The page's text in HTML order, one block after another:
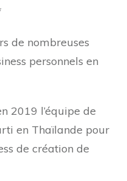
de nombreuses
personnels en
2019 l’équipe de
en Thaïlande pour
de création de